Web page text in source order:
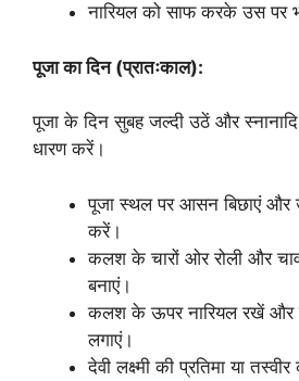
नारियल को साफ करके उस पर
पूजा का दिन (प्रातःकाल):
पूजा के दिन सुबह जल्दी उठें और
धारण करें।
पूजा स्थल पर आसन बिछाएं और
करें।
कलश के चारों ओर रोली और
बनाएं।
कलश के ऊपर नारियल रखें और
लगाएं।
देवी लक्ष्मी की प्रतिमा या